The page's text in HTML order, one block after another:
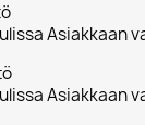
Asiakkaan
Asiakkaan